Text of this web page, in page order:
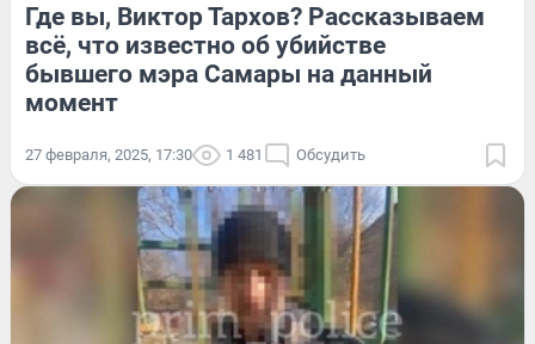
Где вы, Виктор Тархов? Рассказываем
всё, что известно об убийстве
бывшего мэра Самары на данный
момент
27 февраля, 2025, 17:30 1 481 Обсудить